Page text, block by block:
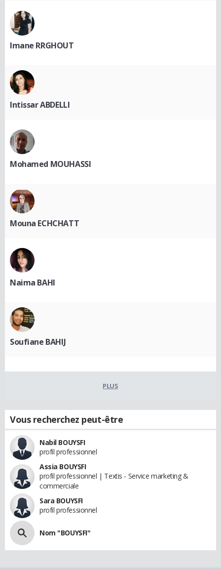
Imane RRGHOUT
Intissar ABDELLI
Mohamed MOUHASSI
Mouna ECHCHATT
Naima BAHI
Soufiane BAHIJ
PLUS
Vous recherchez peut-être
Nabil BOUYSFI
profil professionnel
Assia BOUYSFI
profil professionnel | Textis - Service marketing &
commerciale
Sara BOUYSFI
profil professionnel
Nom "BOUYSFI"